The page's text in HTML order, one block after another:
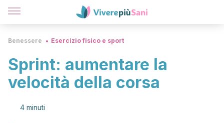
Benessere Esercizio fisico e sport
Sprint: aumentare la
velocità della corsa
4 minuti